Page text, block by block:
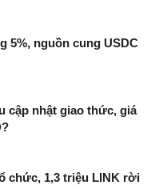
5%, nguồn cung USDC
cập nhật giao thức, giá
chức, 1,3 triệu LINK rời